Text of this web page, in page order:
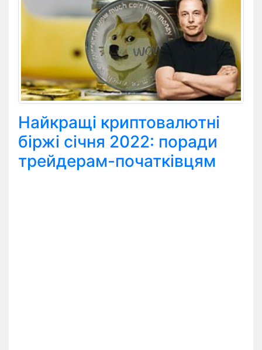
Найкращі криптовалютні
біржі січня 2022: поради
трейдерам-початківцям